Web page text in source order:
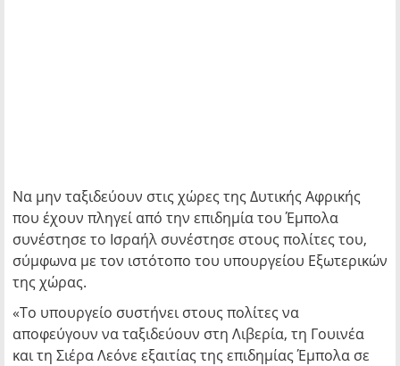
Να μην ταξιδεύουν στις χώρες της Δυτικής Αφρικής
που έχουν πληγεί από την επιδημία του Έμπολα
συνέστησε το Ισραήλ συνέστησε στους πολίτες του,
σύμφωνα με τον ιστότοπο του υπουργείου Εξωτερικών
της χώρας.
«Το υπουργείο συστήνει στους πολίτες να
αποφεύγουν να ταξιδεύουν στη Λιβερία, τη Γουινέα
και τη Σιέρα Λεόνε εξαιτίας της επιδημίας Έμπολα σε